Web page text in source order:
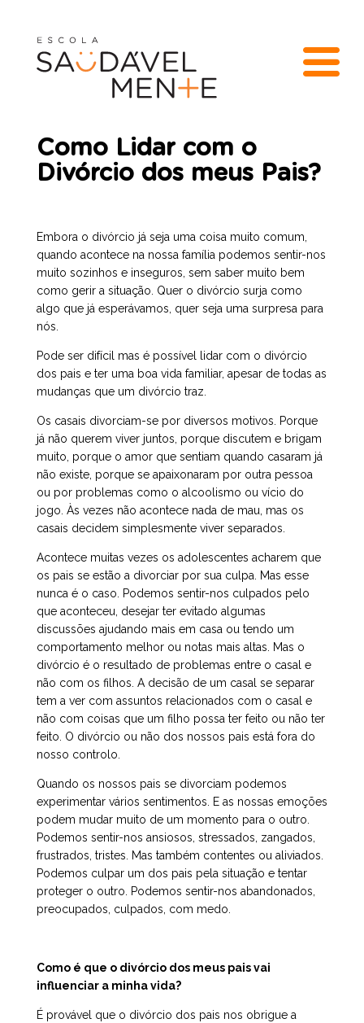
Como Lidar com o
Divórcio dos meus Pais?
Embora o divórcio já seja uma coisa muito comum,
quando acontece na nossa família podemos sentir-nos
muito sozinhos e inseguros, sem saber muito bem
como gerir a situação. Quer o divórcio surja como
algo que já esperávamos, quer seja uma surpresa para
nós.
Pode ser difícil mas é possível lidar com o divórcio
dos pais e ter uma boa vida familiar, apesar de todas as
mudanças que um divórcio traz.
Os casais divorciam-se por diversos motivos. Porque
já não querem viver juntos, porque discutem e brigam
muito, porque o amor que sentiam quando casaram já
não existe, porque se apaixonaram por outra pessoa
ou por problemas como o alcoolismo ou vício do
jogo. Às vezes não acontece nada de mau, mas os
casais decidem simplesmente viver separados.
Acontece muitas vezes os adolescentes acharem que
os pais se estão a divorciar por sua culpa. Mas esse
nunca é o caso. Podemos sentir-nos culpados pelo
que aconteceu, desejar ter evitado algumas
discussões ajudando mais em casa ou tendo um
comportamento melhor ou notas mais altas. Mas o
divórcio é o resultado de problemas entre o casal e
não com os filhos. A decisão de um casal se separar
tem a ver com assuntos relacionados com o casal e
não com coisas que um filho possa ter feito ou não ter
feito. O divórcio ou não dos nossos pais está fora do
nosso controlo.
Quando os nossos pais se divorciam podemos
experimentar vários sentimentos. E as nossas emoções
podem mudar muito de um momento para o outro.
Podemos sentir-nos ansiosos, stressados, zangados,
frustrados, tristes. Mas também contentes ou aliviados.
Podemos culpar um dos pais pela situação e tentar
proteger o outro. Podemos sentir-nos abandonados,
preocupados, culpados, com medo.
Como é que o divórcio dos meus pais vai
influenciar a minha vida?
É provável que o divórcio dos pais nos obrigue a